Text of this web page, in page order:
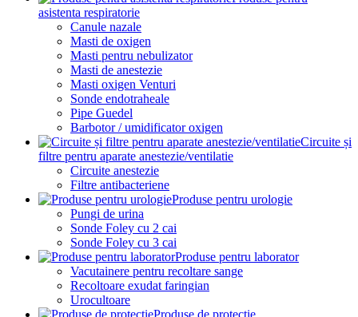
asistenta respiratorie
Canule nazale
Masti de oxigen
Masti pentru nebulizator
Masti de anestezie
Masti oxigen Venturi
Sonde endotraheale
Pipe Guedel
Barbotor / umidificator oxigen
Circuite și
filtre pentru aparate anestezie/ventilatie
Circuite anestezie
Filtre antibacteriene
Produse pentru urologie
Pungi de urina
Sonde Foley cu 2 cai
Sonde Foley cu 3 cai
Produse pentru laborator
Vacutainere pentru recoltare sange
Recoltoare exudat faringian
Urocultoare
Produse de protectie